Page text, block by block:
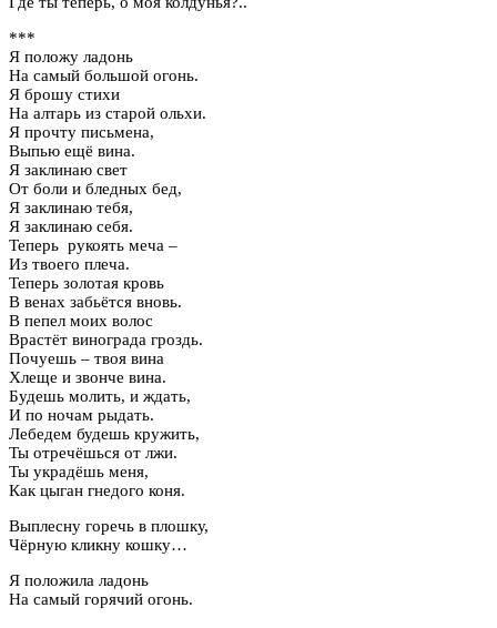
***
Я положу ладонь
На самый большой огонь.
Я брошу стихи
На алтарь из старой ольхи.
Я прочту письмена,
Выпью ещё вина.
Я заклинаю свет
От боли и бледных бед,
Я заклинаю тебя,
Я заклинаю себя.
Теперь рукоять меча –
Из твоего плеча.
Теперь золотая кровь
В венах забьётся вновь.
В пепел моих волос
Врастёт винограда гроздь.
Почуешь – твоя вина
Хлеще и звонче вина.
Будешь молить, и ждать,
И по ночам рыдать.
Лебедем будешь кружить,
Ты отречёшься от лжи.
Ты украдёшь меня,
Как цыган гнедого коня.
Выплесну горечь в плошку,
Чёрную кликну кошку…
Я положила ладонь
На самый горячий огонь.